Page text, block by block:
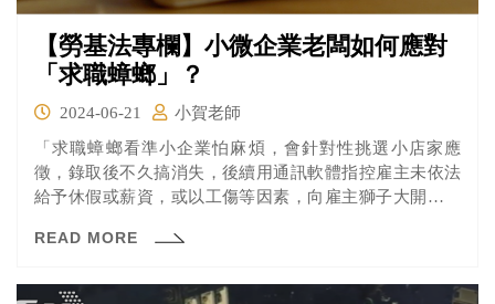
【勞基法專欄】小微企業老闆如何應對
「求職蟑螂」？
2024-06-21
小賀老師
「求職蟑螂看準小企業怕麻煩，會針對性挑選小店家應
徵，錄取後不久搞消失，後續用通訊軟體指控雇主未依法
給予休假或薪資，或以工傷等因素，向雇主獅子大開口索
規、刻意激怒雇主說出年齡或性別歧視言論後錄音為把柄
READ MORE